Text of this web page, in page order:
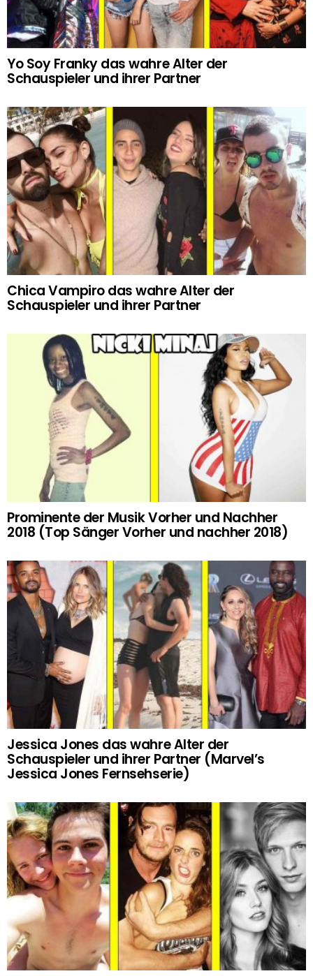
Yo Soy Franky das wahre Alter der
Schauspieler und ihrer Partner
Chica Vampiro das wahre Alter der
Schauspieler und ihrer Partner
Prominente der Musik Vorher und Nachher
2018 (Top Sänger Vorher und nachher 2018)
Jessica Jones das wahre Alter der
Schauspieler und ihrer Partner (Marvel’s
Jessica Jones Fernsehserie)